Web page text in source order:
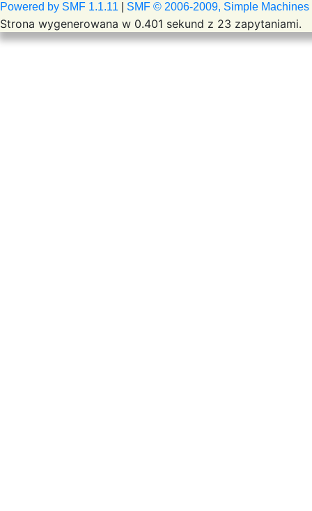
Powered by SMF 1.1.11 SMF © 2006-2009, Simple Machines
Strona wygenerowana w 0.401 sekund z 23 zapytaniami.